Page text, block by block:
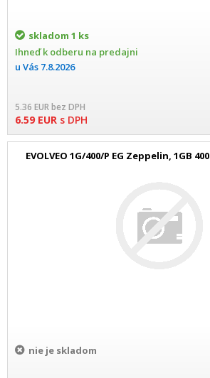
skladom 1 ks
Ihneď k odberu na predajni
u Vás 7.8.2026
5.36 EURbez DPH
6.59 EUR s DPH
EVOLVEO 1G/400/P EG Zeppelin, 1GB
nie je skladom